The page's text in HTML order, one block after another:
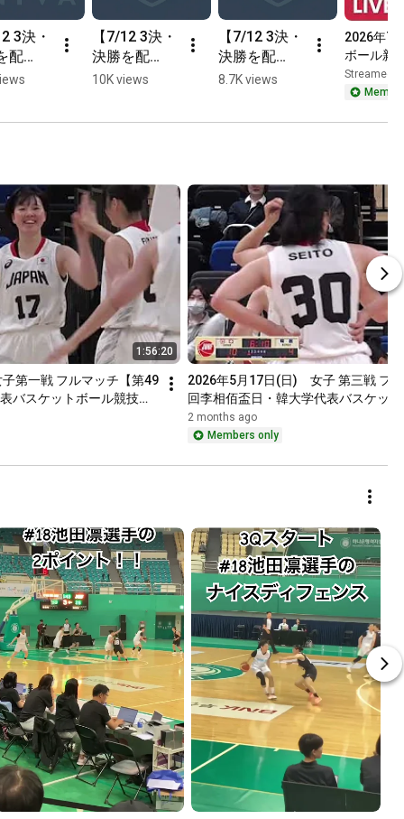
3決・
配
バスケ
！
【7/12 3決・
決勝を配
信！】バスケ
10K views
【7/12 3決・
決勝を配
信！】バスケ
ー！
8.7K views
2026年7
ボール新
Streamed
1:56:20
第一戦 フルマッチ【第49
バスケットボール競技大
2026年5月17日(日)　女子 第三戦 フ
回李相佰盃日・韓大学代表バスケッ
会】
2 months ago
Members only